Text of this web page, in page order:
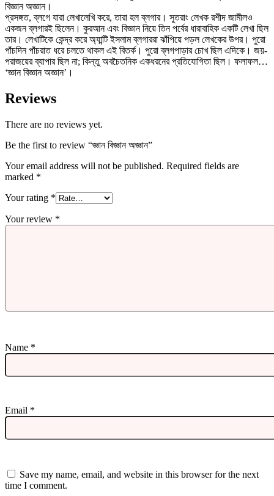
বিজ্ঞান অজ্ঞান।
প্রসঙ্গত, ব্লগে যারা লেখালেখি করে, তারা হল ব্লগার। সুতরাং লেখক রশীদ জামীলও
একজন ব্লগারই ছিলেন। কুরআন এবং বিজ্ঞান নিয়ে তিন পর্বের ধারাবাহিক একটি লেখা ছিল
তার। লেখাটিকে কেন্দ্র করে অ্যান্টি ইসলাম ব্লগাররা ঝাঁপিয়ে পড়ল লেখকের উপর। পুরো
পাঁচদিন পাঁচরাত ধরে চলতে থাকল এই বিতর্ক। পুরো ব্লগপাড়ার চোখ ছিল এদিকে। জয়-
পরাজয়ের ব্যাপার ছিল না; কিন্তু অবচৈতনিক একধরনের প্রতিযোগিতা ছিল। ফলাফল…
‘জ্ঞান বিজ্ঞান অজ্ঞান’।
Reviews
There are no reviews yet.
Be the first to review “জ্ঞান বিজ্ঞান অজ্ঞান”
Your email address will not be published. Required fields are
marked *
Your rating *
Your review *
Name *
Email *
Save my name, email, and website in this browser for the next
time I comment.